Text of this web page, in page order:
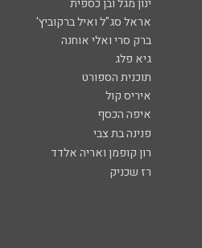
ינון מגל ובן כספית
אראל סג"ל ואיל ברקוביץ'
ברק סרי ואלי אוחנה
גיא פלג
תוכנית הספורט
איריס קול
איפה הכסף
פנינה בת צבי
רון קופמן ואריה אלדד
רז שכניק